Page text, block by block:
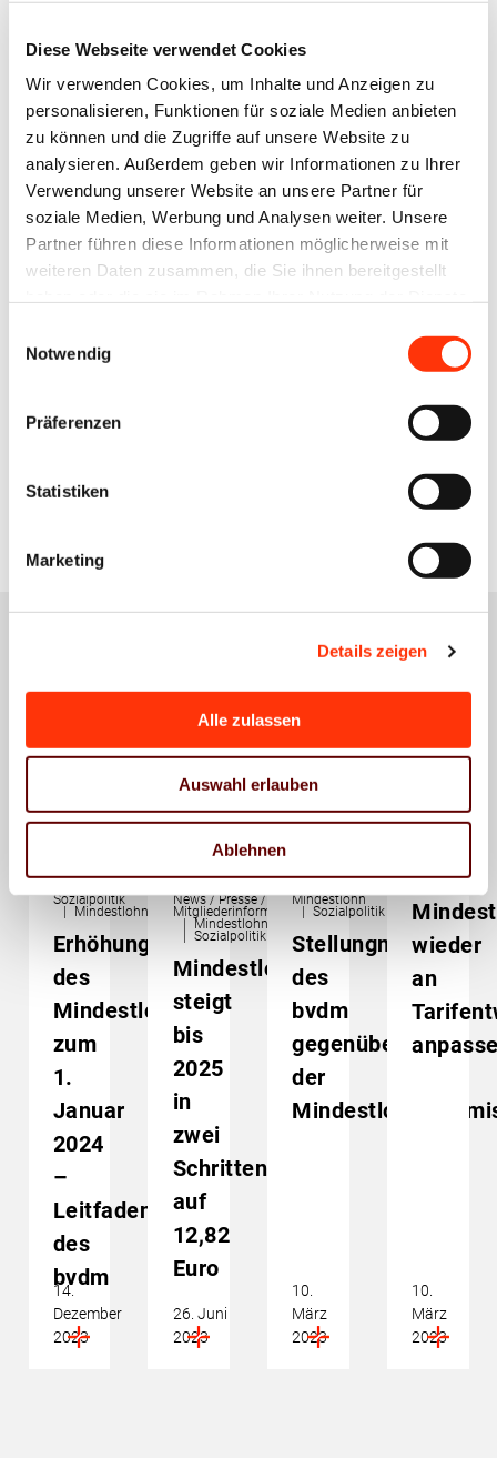
Diese Webseite verwendet Cookies
Wir verwenden Cookies, um Inhalte und Anzeigen zu
personalisieren, Funktionen für soziale Medien anbieten
zu können und die Zugriffe auf unsere Website zu
analysieren. Außerdem geben wir Informationen zu Ihrer
Verwendung unserer Website an unsere Partner für
soziale Medien, Werbung und Analysen weiter. Unsere
Partner führen diese Informationen möglicherweise mit
weiteren Daten zusammen, die Sie ihnen bereitgestellt
Notwendig
Präferenzen
Statistiken
Marketing
Details zeigen
Alle zulassen
Auswahl erlauben
Ablehnen
Ansprechpartner
Sabine Dresbach
Syndikusrechtsanwältin
Referentin Sozialpolitik/Recht
sabine.dresbach@bvdm-online.de
030 209139-121
Zur Übersicht
Das könnte Sie auch
interessieren
Sozialpolitik
Mindestlohn
Erhöhung
des
Mindestlohns
zum
1.
Januar
2024
–
Leitfaden
des
bvdm
14.
Dezember
2023
News / Presse /
Mitgliederinformationen
Mindestlohn
Sozialpolitik
Mindestlohn
steigt
bis
2025
in
zwei
Schritten
auf
12,82
Euro
26. Juni
2023
Mindestlohn
Sozialpolitik
Stellungnahme
des
bvdm
gegenüber
der
10.
März
2023
Presse
wieder
an
10.
März
2023